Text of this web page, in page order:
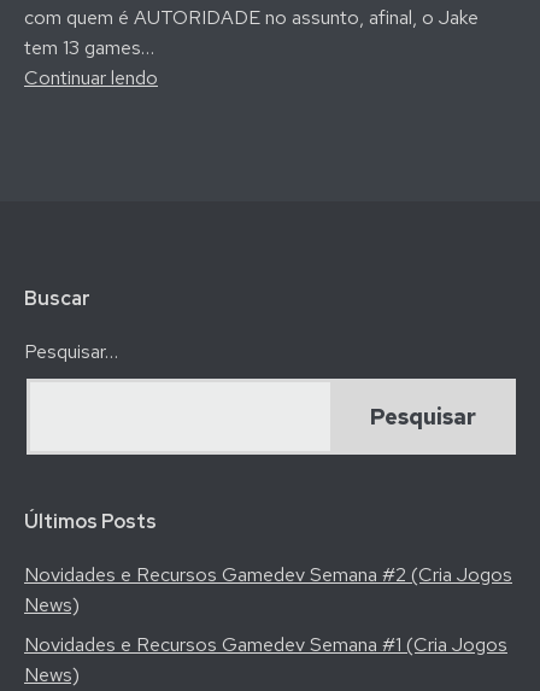
com quem é AUTORIDADE no assunto, afinal, o Jake
tem 13 games…
Continuar lendo
Jake
Buscar
Pesquisar…
Últimos Posts
Novidades e Recursos Gamedev Semana #2 (Cria Jogos
News)
Novidades e Recursos Gamedev Semana #1 (Cria Jogos
News)